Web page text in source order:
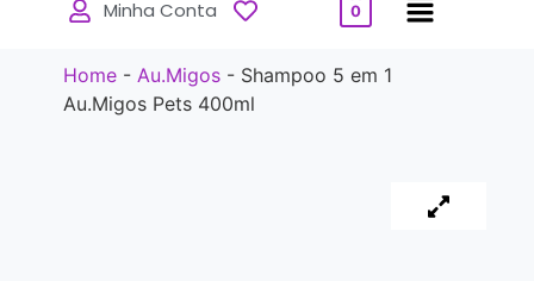
Minha Conta 0
Home- Au.Migos- Shampoo 5 em 1
Au.Migos Pets 400ml